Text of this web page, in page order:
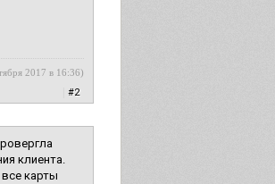
2017 в 16:36)
#2
клиента.
карты